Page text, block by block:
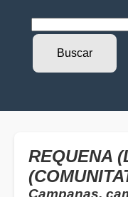
REQUENA
Campanas,